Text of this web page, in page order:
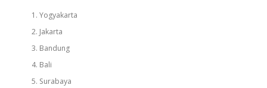
Yogyakarta
Jakarta
Bandung
Bali
Surabaya